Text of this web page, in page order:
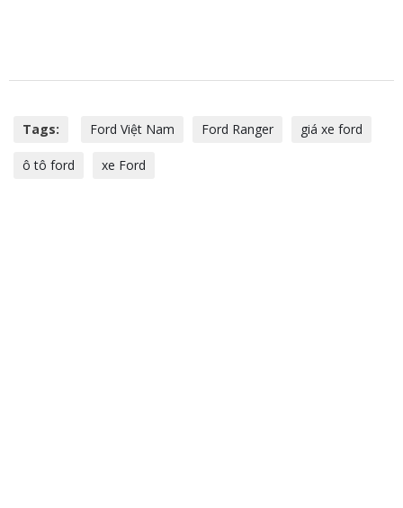
Tags: Ford Việt Nam Ford Ranger giá xe ford
ô tô ford xe Ford